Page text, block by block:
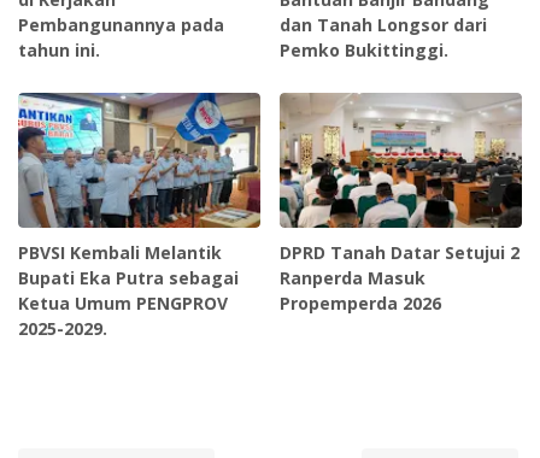
Pembangunannya pada
tahun ini.
dan Tanah Longsor dari
Pemko Bukittinggi.
PBVSI Kembali Melantik
Bupati Eka Putra sebagai
Ketua Umum PENGPROV
2025-2029.
DPRD Tanah Datar Setujui 2
Ranperda Masuk
Propemperda 2026